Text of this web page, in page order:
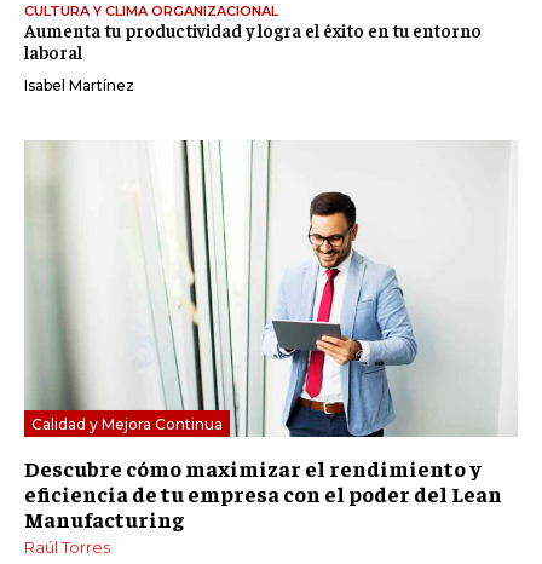
CULTURA Y CLIMA ORGANIZACIONAL
Aumenta tu productividad y logra el éxito en tu entorno
laboral
Isabel Martínez
Calidad y Mejora Continua
Descubre cómo maximizar el rendimiento y
eficiencia de tu empresa con el poder del Lean
Manufacturing
Raúl Torres